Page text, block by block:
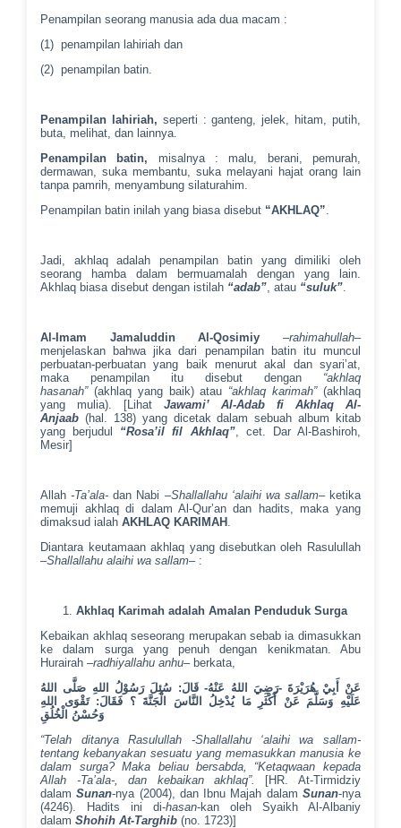
Penampilan seorang manusia ada dua macam :
(1) penampilan lahiriah dan
(2) penampilan batin.
Penampilan lahiriah, seperti : ganteng, jelek, hitam, putih,
buta, melihat, dan lainnya.
Penampilan batin, misalnya : malu, berani, pemurah,
dermawan, suka membantu, suka melayani hajat orang lain
tanpa pamrih, menyambung silaturahim.
Penampilan batin inilah yang biasa disebut “AKHLAQ”
Jadi, akhlaq adalah penampilan batin yang dimiliki oleh
seorang hamba dalam bermuamalah dengan yang lain.
Akhlaq biasa disebut dengan istilah “adab” , atau “suluk”
Al-Imam Jamaluddin Al-Qosimiy –rahimahullah–
menjelaskan bahwa jika dari penampilan batin itu muncul
perbuatan-perbuatan yang baik menurut akal dan syari’at,
maka penampilan itu disebut dengan “akhlaq
hasanah”(akhlaq yang baik) atau “akhlaq karimah”(akhlaq
yang mulia). [LihatJawami’
Al-Adab fi Akhlaq Al-
Anjaab (hal. 138) yang dicetak dalam sebuah album kitab
yang berjudul “Rosa’il fil Akhlaq”, cet. Dar Al-Bashiroh,
Mesir]
Allah-Ta’ala- dan Nabi –Shallallahu ‘alaihi wa sallam– ketika
memuji akhlaq di dalam Al-Qur’an dan hadits, maka yang
dimaksud ialahAKHLAQ KARIMAH
Diantara keutamaan akhlaq yang disebutkan oleh Rasulullah
–Shallallahu alaihi wa sallam– :
Akhlaq Karimah adalah Amalan Penduduk Surga
Kebaikan akhlaq seseorang merupakan sebab ia dimasukkan
ke dalam surga yang penuh dengan kenikmatan. Abu
Hurairah –radhiyallahu anhu– berkata,
عَنْ أَبِيْ هُرَيْرَةَ -رَضِيَ اللهُ عَنْهُ- قَالَ: سُئِلَ رَسُوْلُ اللهِ صَلَّى اللهُ
عَلَيْهِ وَسَلَّمَ عَنْ أَكْثَرِ مَا يُدْخِلُ النَّاسَ الْجَنَّةَ ؟ فَقَالَ: تَقْوَى اللهِ
وَحُسْنُ الْخُلُقِ
“Telah ditanya Rasulullah -Shallallahu ‘alaihi wa sallam-
tentang kebanyakan sesuatu yang memasukkan manusia ke
dalam surga? Maka beliau bersabda, “Ketaqwaan kepada
Allah -Ta’ala-, dan kebaikan akhlaq”.
[HR. At-Tirmidziy
dalamSunan-nya (2004), dan Ibnu Majah dalam Sunan-nya
(4246). Hadits ini di-hasan-kan oleh Syaikh Al-Albaniy
dalamShohih At-Targhib (no. 1723)]